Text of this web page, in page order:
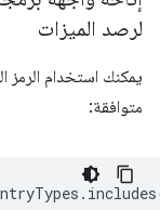
لرصد الميزات
يمكنك استخدام الرمز
متوافقة:
. includes